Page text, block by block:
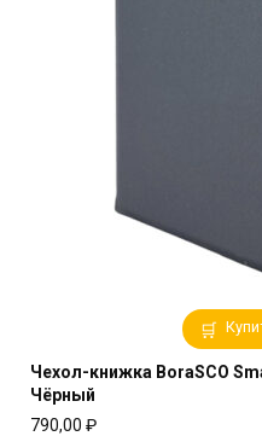
Чехол-книжка BoraSCO
Чёрный
790,00 ₽